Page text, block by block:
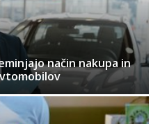
način nakupa in